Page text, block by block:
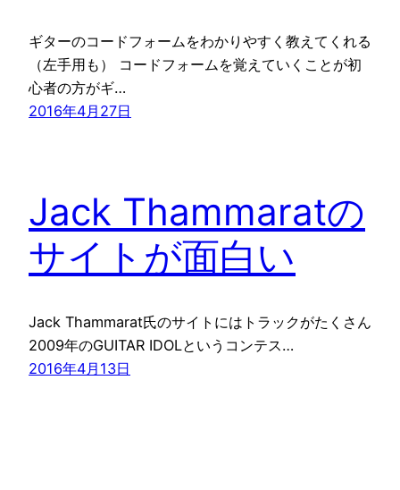
ギターのコードフォームをわかりやすく教えてくれる
（左手用も） コードフォームを覚えていくことが初
心者の方がギ…
2016年4月27日
Jack Thammaratの
サイトが面白い
Jack Thammarat氏のサイトにはトラックがたくさん
2009年のGUITAR IDOLというコンテス…
2016年4月13日